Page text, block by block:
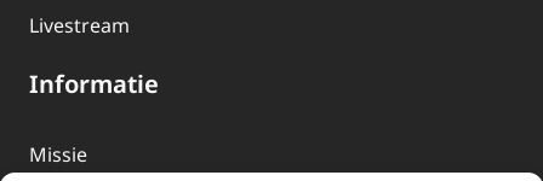
Livestream
Informatie
Missie